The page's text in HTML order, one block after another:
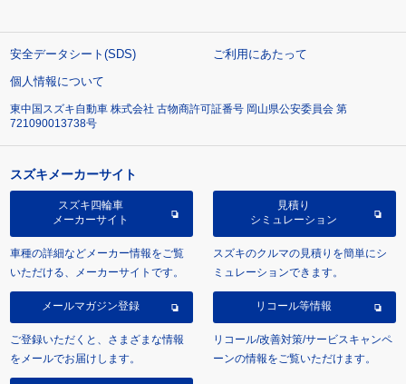
安全データシート(SDS)
ご利用にあたって
個人情報について
東中国スズキ自動車 株式会社 古物商許可証番号 岡山県公安委員会 第
721090013738号
スズキメーカーサイト
スズキ四輪車
メーカーサイト
車種の詳細などメーカー情報をご覧
いただける、メーカーサイトです。
見積り
シミュレーション
スズキのクルマの見積りを簡単にシ
ミュレーションできます。
メールマガジン登録
ご登録いただくと、さまざまな情報
をメールでお届けします。
リコール等情報
リコール/改善対策/サービスキャンペ
ーンの情報をご覧いただけます。